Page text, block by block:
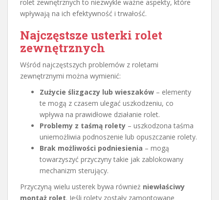
rolet zewnętrznych to niezwykle ważne aspekty, które
wpływają na ich efektywność i trwałość.
Najczęstsze usterki rolet
zewnętrznych
Wśród najczęstszych problemów z roletami
zewnętrznymi można wymienić:
Zużycie ślizgaczy lub wieszaków – elementy
te mogą z czasem ulegać uszkodzeniu, co
wpływa na prawidłowe działanie rolet.
Problemy z taśmą rolety – uszkodzona taśma
uniemożliwia podnoszenie lub opuszczanie rolety.
Brak możliwości podniesienia – mogą
towarzyszyć przyczyny takie jak zablokowany
mechanizm sterujący.
Przyczyną wielu usterek bywa również niewłaściwy
montaż rolet. Jeśli rolety zostały zamontowane